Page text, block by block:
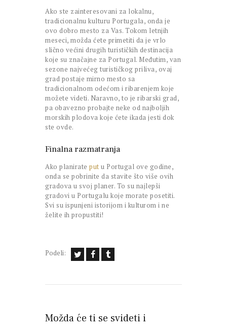
Ako ste zainteresovani za lokalnu,
tradicionalnu kulturu Portugala, onda je
ovo dobro mesto za Vas. Tokom letnjih
meseci, možda ćete primetiti da je vrlo
slično većini drugih turističkih destinacija
koje su značajne za Portugal. Međutim, van
sezone najvećeg turističkog priliva, ovaj
grad postaje mirno mesto sa
tradicionalnom odećom i ribarenjem koje
možete videti. Naravno, to je ribarski grad,
pa obavezno probajte neke od najboljih
morskih plodova koje ćete ikada jesti dok
ste ovde.
Finalna razmatranja
Ako planirate put u Portugal ove godine,
onda se pobrinite da stavite što više ovih
gradova u svoj planer. To su najlepši
gradovi u Portugalu koje morate posetiti.
Svi su ispunjeni istorijom i kulturom i ne
želite ih propustiti!
Podeli:
Možda će ti se svideti i